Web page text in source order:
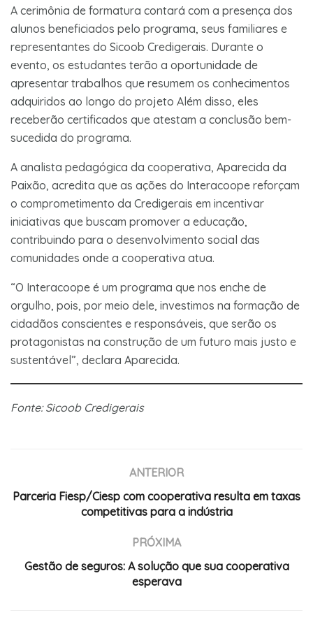
A cerimônia de formatura contará com a presença dos
alunos beneficiados pelo programa, seus familiares e
representantes do Sicoob Credigerais. Durante o
evento, os estudantes terão a oportunidade de
apresentar trabalhos que resumem os conhecimentos
adquiridos ao longo do projeto Além disso, eles
receberão certificados que atestam a conclusão bem-
sucedida do programa.
A analista pedagógica da cooperativa, Aparecida da
Paixão, acredita que as ações do Interacoope reforçam
o comprometimento da Credigerais em incentivar
iniciativas que buscam promover a educação,
contribuindo para o desenvolvimento social das
comunidades onde a cooperativa atua.
“O Interacoope é um programa que nos enche de
orgulho, pois, por meio dele, investimos na formação de
cidadãos conscientes e responsáveis, que serão os
protagonistas na construção de um futuro mais justo e
sustentável”, declara Aparecida.
Fonte: Sicoob Credigerais
ANTERIOR
Parceria Fiesp/Ciesp com cooperativa resulta em taxas
competitivas para a indústria
PRÓXIMA
Gestão de seguros: A solução que sua cooperativa
esperava